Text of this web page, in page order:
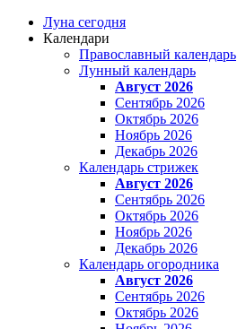
Луна сегодня
Календари
Православный календарь
Лунный календарь
Август 2026
Сентябрь 2026
Октябрь 2026
Ноябрь 2026
Декабрь 2026
Календарь стрижек
Август 2026
Сентябрь 2026
Октябрь 2026
Ноябрь 2026
Декабрь 2026
Календарь огородника
Август 2026
Сентябрь 2026
Октябрь 2026